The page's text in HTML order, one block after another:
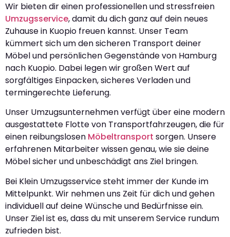
Wir bieten dir einen professionellen und stressfreien
Umzugsservice, damit du dich ganz auf dein neues
Zuhause in Kuopio freuen kannst. Unser Team
kümmert sich um den sicheren Transport deiner
Möbel und persönlichen Gegenstände von Hamburg
nach Kuopio. Dabei legen wir großen Wert auf
sorgfältiges Einpacken, sicheres Verladen und
termingerechte Lieferung.
Unser Umzugsunternehmen verfügt über eine modern
ausgestattete Flotte von Transportfahrzeugen, die für
einen reibungslosen Möbeltransport sorgen. Unsere
erfahrenen Mitarbeiter wissen genau, wie sie deine
Möbel sicher und unbeschädigt ans Ziel bringen.
Bei Klein Umzugsservice steht immer der Kunde im
Mittelpunkt. Wir nehmen uns Zeit für dich und gehen
individuell auf deine Wünsche und Bedürfnisse ein.
Unser Ziel ist es, dass du mit unserem Service rundum
zufrieden bist.